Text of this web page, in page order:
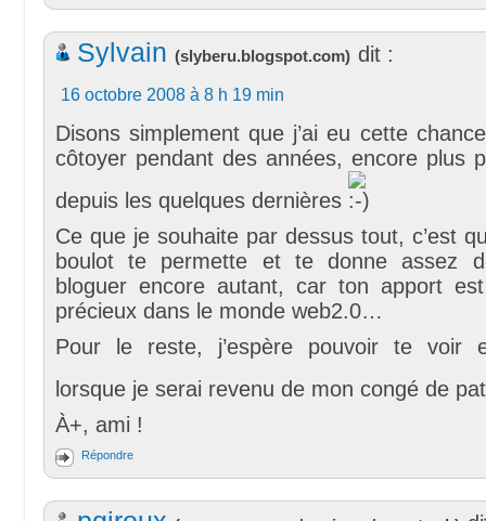
Sylvain (slyberu.blogspot.com) dit :
16 octobre 2008 à 8 h 19 min
Disons simplement que j’ai eu cette
côtoyer pendant des années, encore plus
depuis les quelques dernières
Ce que je souhaite par dessus tout, c’est
boulot te permette et te donne assez
bloguer encore autant, car ton apport
précieux dans le monde web2.0…
Pour le reste, j’espère pouvoir te voir
lorsque je serai revenu de mon congé de
À+, ami !
Répondre